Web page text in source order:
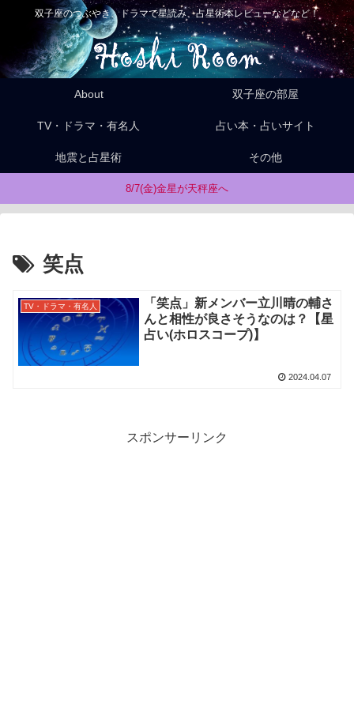
双子座のつぶやき、ドラマで星読み、占星術本レビューなどなど！
About 双子座の部屋
TV・ドラマ・有名人 占い本・占いサイト
地震と占星術 その他
8/7(金)金星が天秤座へ
笑点
TV・ドラマ・有名人
「笑点」新メンバー立川晴の輔さ
んと相性が良さそうなのは？【星
占い(ホロスコープ)】
2024.04.07
スポンサーリンク